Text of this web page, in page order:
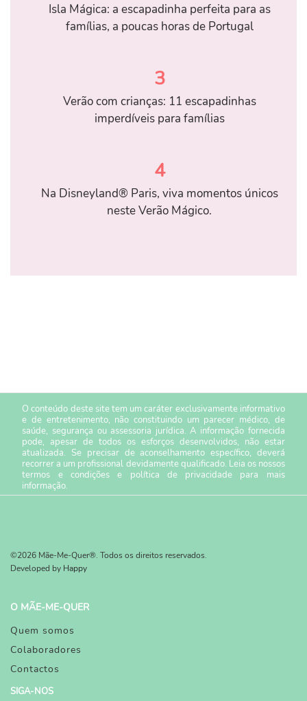
Isla Mágica: a escapadinha perfeita para as
famílias, a poucas horas de Portugal
3
Verão com crianças: 11 escapadinhas
imperdíveis para famílias
4
Na Disneyland® Paris, viva momentos únicos
neste Verão Mágico.
O conteúdo deste site tem um caráter exclusivamente informativo
e de entretenimento, não constituindo um parecer médico, de
saúde, segurança ou assessoria jurídica. A informação fornecida
pode, apesar de todos os esforços desenvolvidos, não estar
atualizada. Se precisar de aconselhamento específico, deverá
recorrer a um profissional devidamente qualificado. Leia os nossos
termos e condiçõese política de privacidade para mais
informação.
©2026 Mãe-Me-Quer®. Todos os direitos reservados.
Developed by Happy
O MÃE-ME-QUER
Quem somos
Colaboradores
Contactos
SIGA-NOS